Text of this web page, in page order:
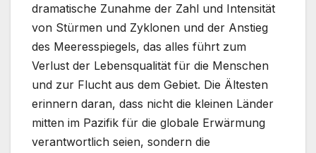
dramatische Zunahme der Zahl und Intensität
von Stürmen und Zyklonen und der Anstieg
des Meeresspiegels, das alles führt zum
Verlust der Lebensqualität für die Menschen
und zur Flucht aus dem Gebiet. Die Ältesten
erinnern daran, dass nicht die kleinen Länder
mitten im Pazifik für die globale Erwärmung
verantwortlich seien, sondern die